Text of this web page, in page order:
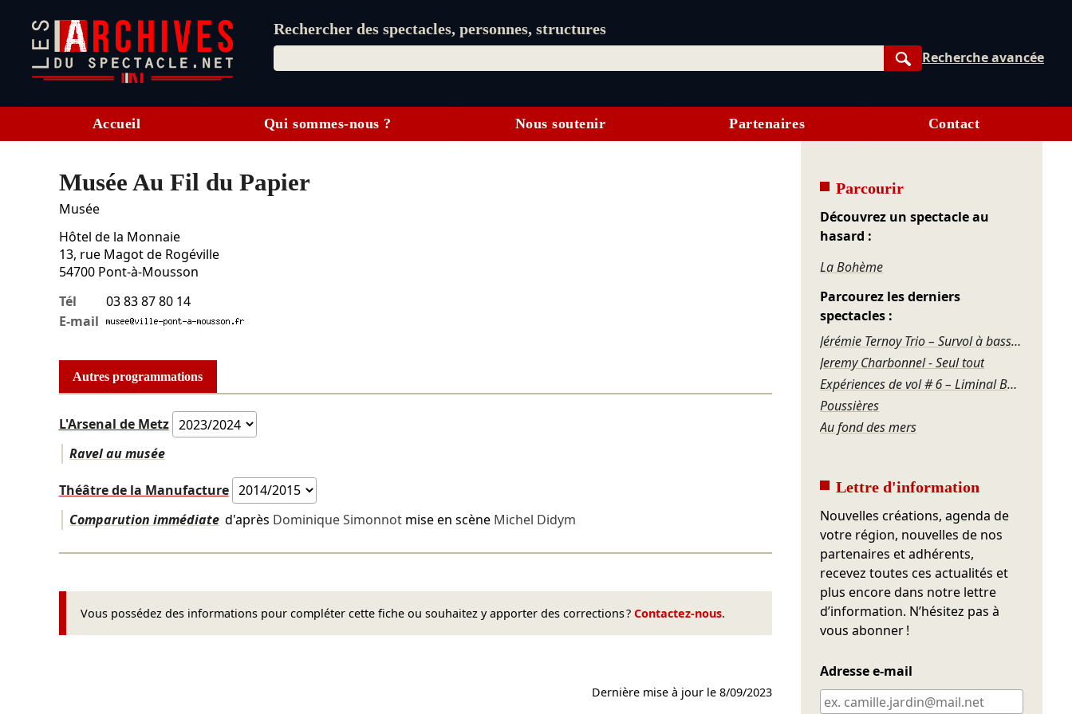
Rechercher des spectacles, personnes, structures
Rechercher
Recherche avancée
Accueil Qui sommes-nous ? Nous soutenir Partenaires Contact
Musée Au Fil du Papier
Musée
Hôtel de la Monnaie
13, rue Magot de Rogéville
54700 Pont-à-Mousson
Tél
03 83 87 80 14
E-mail
Autres programmations
L'Arsenal de Metz
Ravel au musée
Théâtre de la Manufacture
Comparution immédiate d'après Dominique Simonnot mise en scène Michel Didym
Vous possédez des informations pour compléter cette fiche ou souhaitez y apporter des corrections ? Contactez-nous.
Dernière mise à jour le8/09/2023
Parcourir
Découvrez un spectacle au
hasard :
La Bohème
Parcourez les derniers
spectacles :
Jérémie Ternoy Trio – Survol à basse altitude
Jeremy Charbonnel - Seul tout
Expériences de vol # 6 – Liminal Box / Sirènes
Poussières
Au fond des mers
Lettre d'information
Nouvelles créations, agenda de
votre région, nouvelles de nos
partenaires et adhérents,
recevez toutes ces actualités et
plus encore dans notre lettre
d’information. N’hésitez pas à
vous abonner !
Adresse e-mail